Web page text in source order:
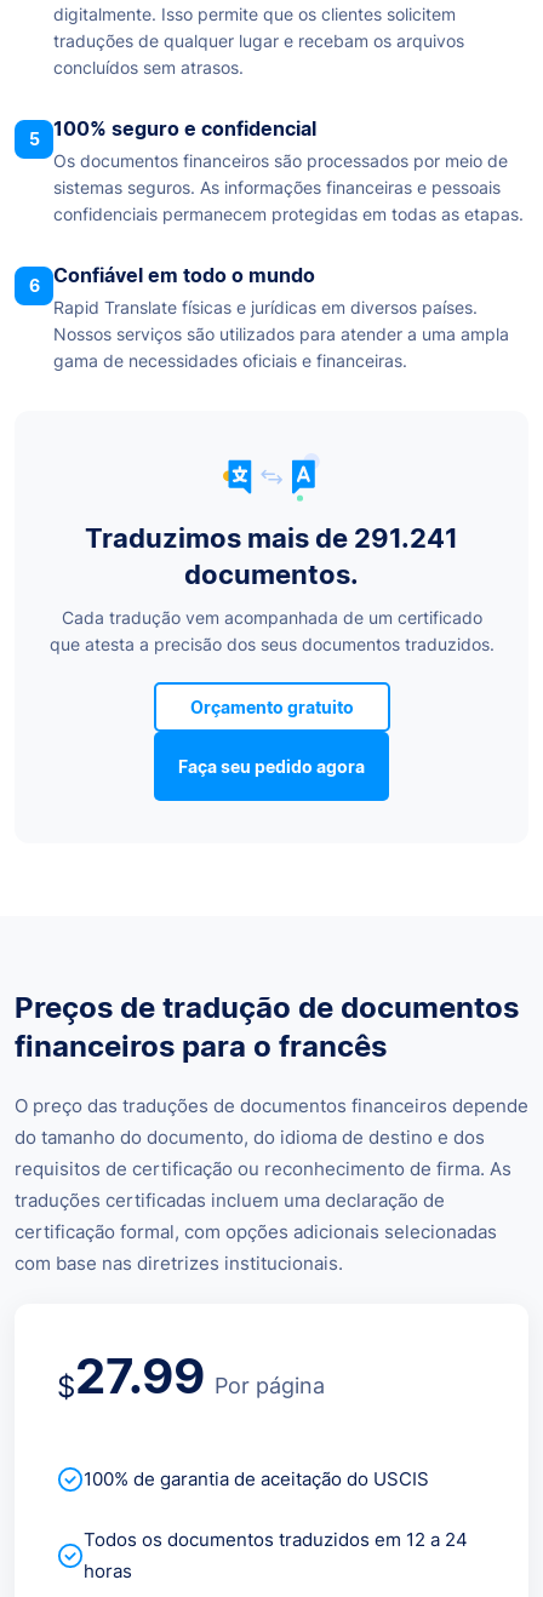
digitalmente. Isso permite que os clientes solicitem
traduções de qualquer lugar e recebam os arquivos
concluídos sem atrasos.
5 100% seguro e confidencial
Os documentos financeiros são processados por meio de
sistemas seguros. As informações financeiras e pessoais
confidenciais permanecem protegidas em todas as etapas.
6 Confiável em todo o mundo
Rapid Translate físicas e jurídicas em diversos países.
Nossos serviços são utilizados para atender a uma ampla
gama de necessidades oficiais e financeiras.
Traduzimos mais de 291.241
documentos.
Cada tradução vem acompanhada de um certificado
que atesta a precisão dos seus documentos traduzidos.
Orçamento gratuito
Faça seu pedido agora
Preços de tradução de documentos
financeiros para o francês
O preço das traduções de documentos financeiros depende
do tamanho do documento, do idioma de destino e dos
requisitos de certificação ou reconhecimento de firma. As
traduções certificadas incluem uma declaração de
certificação formal, com opções adicionais selecionadas
com base nas diretrizes institucionais.
$27.99 Por página
100% de garantia de aceitação do USCIS
Todos os documentos traduzidos em 12 a 24
horas